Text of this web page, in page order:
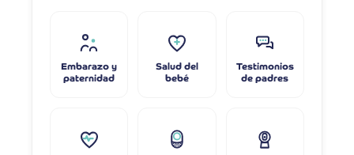
Embarazo y
paternidad
Salud del
bebé
Testimonios
de padres